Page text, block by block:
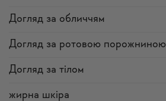
Догляд за обличчям
Догляд за ротовою порожниною
Догляд за тілом
жирна шкіра